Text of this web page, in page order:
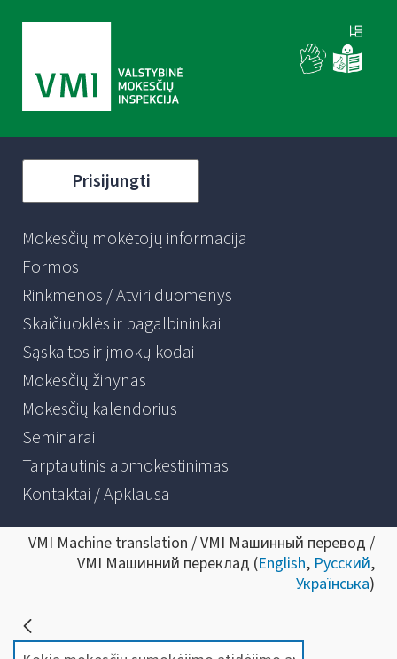
Prisijungti
Mokesčių mokėtojų informacija
Formos
Rinkmenos / Atviri duomenys
Skaičiuoklės ir pagalbininkai
Sąskaitos ir įmokų kodai
Mokesčių žinynas
Mokesčių kalendorius
Seminarai
Tarptautinis apmokestinimas
Kontaktai / Apklausa
VMI Machine translation / VMI Машинный перевод /
VMI Машинний переклад (English, Русский,
Українська)